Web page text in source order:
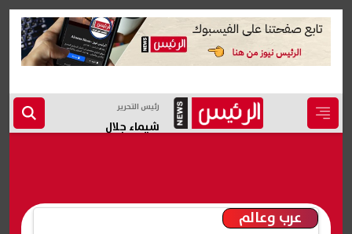
رئيس التحرير
شيماء جلال
عرب وعالم